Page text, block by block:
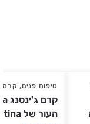
טיפוח פנים,
העור של Christina כריסטינה 50 מ"ל